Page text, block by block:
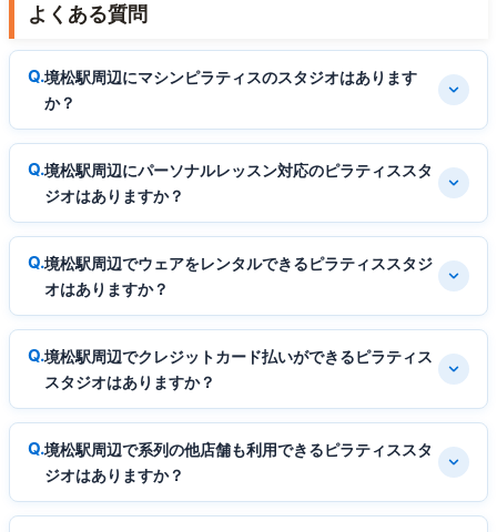
よくある質問
境松駅周辺にマシンピラティスのスタジオはあります
か？
境松駅周辺にパーソナルレッスン対応のピラティススタ
ジオはありますか？
境松駅周辺でウェアをレンタルできるピラティススタジ
オはありますか？
境松駅周辺でクレジットカード払いができるピラティス
スタジオはありますか？
境松駅周辺で系列の他店舗も利用できるピラティススタ
ジオはありますか？